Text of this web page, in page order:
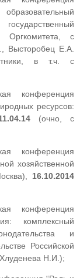
с
Высторобец Е.А.
в т.ч. с
конференция
ресурсов:
14(очно, с
конференция
хозяйственной
16.10.2014
конференция
комплексный
и
Российской
Н.И.);